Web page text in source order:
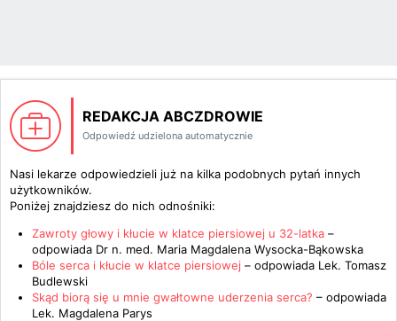
REDAKCJA ABCZDROWIE
Odpowiedź udzielona automatycznie
Nasi lekarze odpowiedzieli już na kilka podobnych pytań innych
użytkowników.
Poniżej znajdziesz do nich odnośniki:
Zawroty głowy i kłucie w klatce piersiowej u 32-latka –
odpowiada Dr n. med. Maria Magdalena Wysocka-Bąkowska
Bóle serca i kłucie w klatce piersiowej – odpowiada Lek. Tomasz
Budlewski
Skąd biorą się u mnie gwałtowne uderzenia serca? – odpowiada
Lek. Magdalena Parys